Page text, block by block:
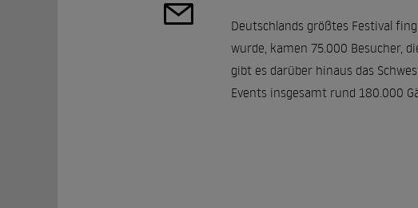
Deutschlands größtes Festival
wurde, kamen 75.000 Besucher,
gibt es darüber hinaus das
Events insgesamt rund 180.000